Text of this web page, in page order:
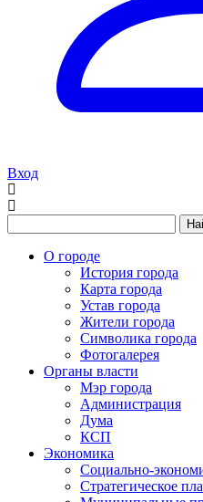
Вход
О городе
История города
Карта города
Устав города
Жители города
Символика города
Фотогалерея
Органы власти
Мэр города
Администрация
Дума
КСП
Экономика
Социально-
Стратегическое